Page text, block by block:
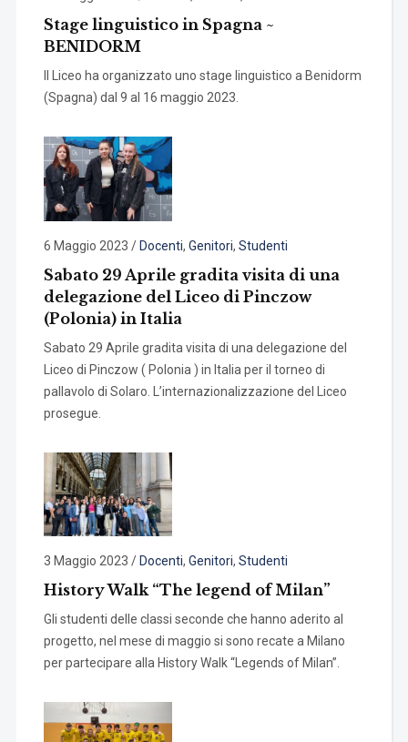
Stage linguistico in Spagna ~
BENIDORM
Il Liceo ha organizzato uno stage linguistico a Benidorm
(Spagna) dal 9 al 16 maggio 2023.
6 Maggio 2023 / Docenti, Genitori, Studenti
Sabato 29 Aprile gradita visita di una
delegazione del Liceo di Pinczow
(Polonia) in Italia
Sabato 29 Aprile gradita visita di una delegazione del
Liceo di Pinczow ( Polonia ) in Italia per il torneo di
pallavolo di Solaro. L’internazionalizzazione del Liceo
prosegue.
3 Maggio 2023 / Docenti, Genitori, Studenti
History Walk “The legend of Milan”
Gli studenti delle classi seconde che hanno aderito al
progetto, nel mese di maggio si sono recate a Milano
per partecipare alla History Walk “Legends of Milan”.